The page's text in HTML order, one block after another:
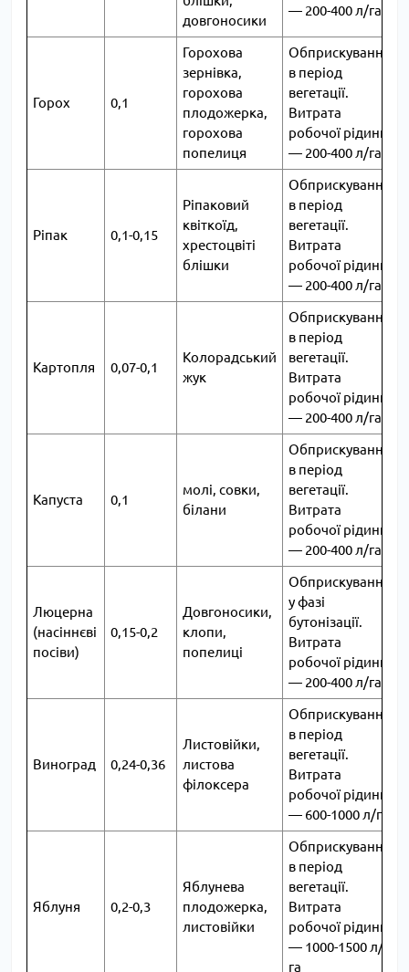
довгоносики
― 200-400 л/га
Горох 0,1
Горохова
зернівка,
горохова
плодожерка,
горохова
попелиця
Обприскування
в період
вегетації.
Витрата
робочої рідини
― 200-400 л/га
Ріпак 0,1-0,15
Ріпаковий
квіткоїд,
хрестоцвіті
блішки
Обприскування
в період
вегетації.
Витрата
робочої рідини
― 200-400 л/га
Картопля 0,07-0,1
Колорадський
жук
Обприскування
в період
вегетації.
Витрата
робочої рідини
― 200-400 л/га
Капуста 0,1
молі, совки,
білани
Обприскування
в період
вегетації.
Витрата
робочої рідини
― 200-400 л/га
Люцерна
(насіннєві
посіви)
0,15-0,2
Довгоносики,
клопи,
попелиці
Обприскування
у фазі
бутонізації.
Витрата
робочої рідини
― 200-400 л/га
Виноград 0,24-0,36
Листовійки,
листова
філоксера
Обприскування
в період
вегетації.
Витрата
робочої рідини
― 600-1000 л/га
Яблуня 0,2-0,3
Яблунева
плодожерка,
листовійки
Обприскування
в період
вегетації.
Витрата
робочої рідини
― 1000-1500 л/
га